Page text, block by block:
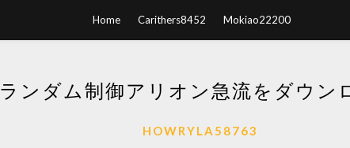
Home Carithers8452 Mokiao22200
ランダム制御アリオン急流をダウン
HOWRYLA58763